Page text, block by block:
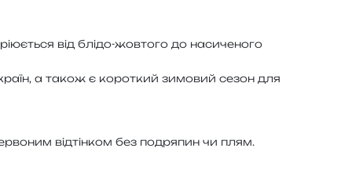
від блідо-жов­то­го до наси­че­но­го
а також є коро­ткий зимо­вий сезон для
від­тін­ком без подря­пин чи плям.